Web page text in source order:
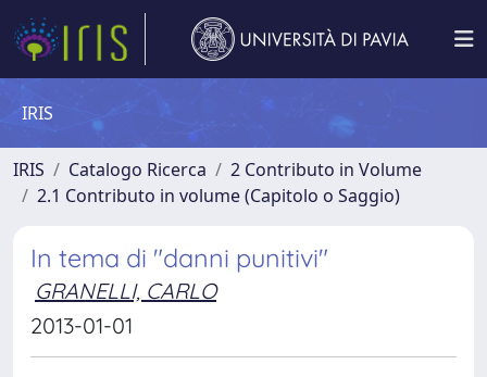
IRIS
IRIS Catalogo Ricerca
2 Contributo in Volume
2.1 Contributo in volume (Capitolo o Saggio)
In tema di "danni punitivi"
GRANELLI, CARLO
2013-01-01